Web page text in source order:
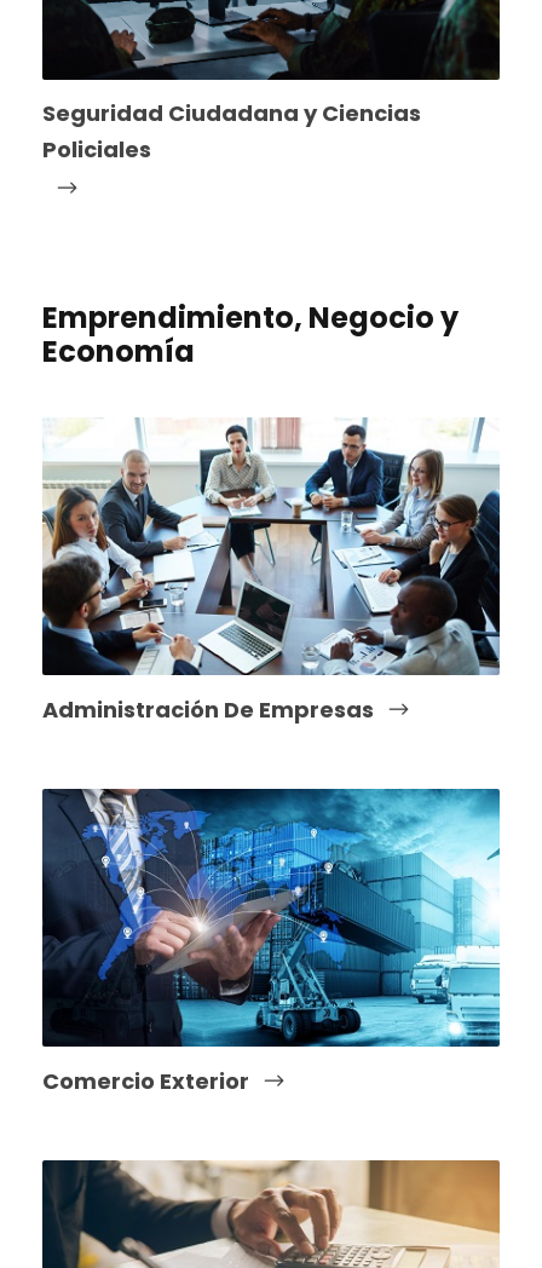
Seguridad Ciudadana y Ciencias
Policiales
Emprendimiento, Negocio y
Economía
Administración De Empresas
Comercio Exterior